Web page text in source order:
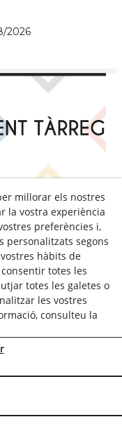
millorar els nostres
la vostra experiència
preferències i,
personalitzats segons
hàbits de
consentir totes les
totes les galetes o
les vostres
consulteu la